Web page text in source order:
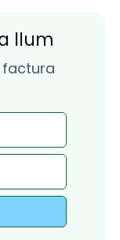
llum
factura